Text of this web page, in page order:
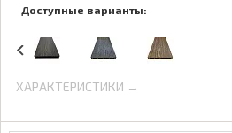
Доступные варианты:
ХАРАКТЕРИСТИКИ →